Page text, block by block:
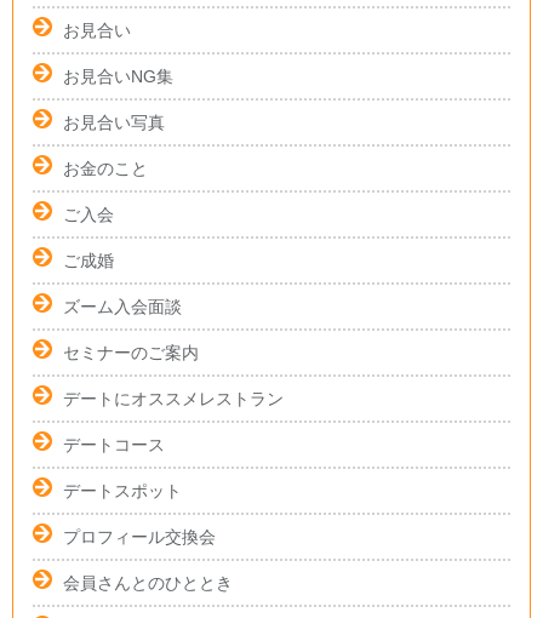
お見合い
お見合いNG集
お見合い写真
お金のこと
ご入会
ご成婚
ズーム入会面談
セミナーのご案内
デートにオススメレストラン
デートコース
デートスポット
プロフィール交換会
会員さんとのひととき